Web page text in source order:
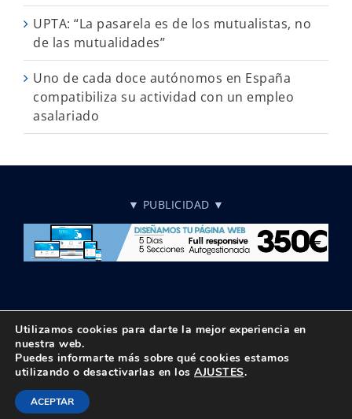
UPTA: “La pasarela es de los mutualistas, no
de las mutualidades”
Uno de cada doce autónomos en España
compatibiliza su actividad con un empleo
asalariado
▼ PUBLICIDAD ▼
© Copyright 2018 - 2026 UPTA | Todos los derechos reservados
|Política de privacidad|Aviso Legal
Utilizamos cookies para darte la mejor experiencia en
nuestra web.
Puedes informarte más sobre qué cookies estamos
utilizando o desactivarlas en los AJUSTES.
ACEPTAR